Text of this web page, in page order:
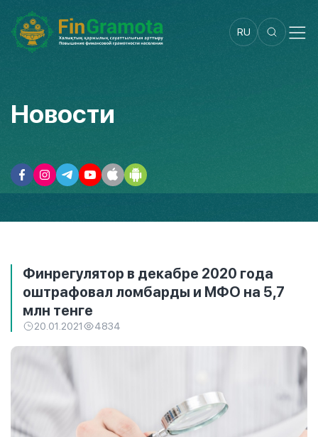
RU
Новости
Финрегулятор в декабре 2020 года
оштрафовал ломбарды и МФО на 5,7
млн тенге
20.01.2021 4834